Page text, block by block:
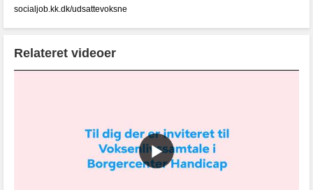
socialjob.kk.dk/udsattevoksne
Relateret videoer